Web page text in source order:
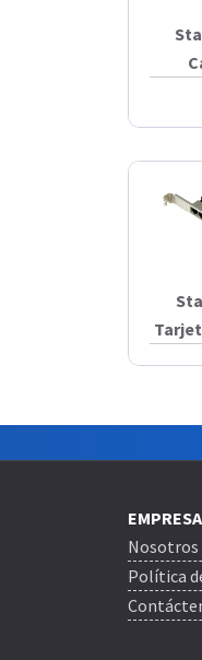
EMPRESA
Nosotros
Política